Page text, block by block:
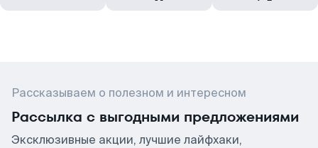
Рассказываем о полезном и интересном
Рассылка с выгодными предложениями
Эксклюзивные акции, лучшие лайфхаки,